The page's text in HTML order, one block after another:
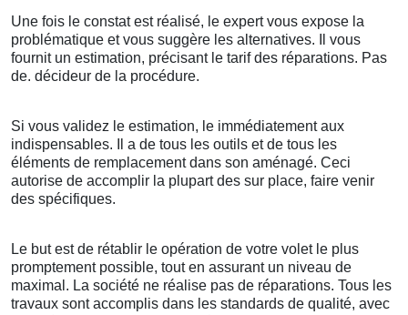
Une fois le constat est réalisé, le expert vous expose la
problématique et vous suggère les alternatives. Il vous
fournit un estimation, précisant le tarif des réparations. Pas
de. décideur de la procédure.
Si vous validez le estimation, le immédiatement aux
indispensables. Il a de tous les outils et de tous les
éléments de remplacement dans son aménagé. Ceci
autorise de accomplir la plupart des sur place, faire venir
des spécifiques.
Le but est de rétablir le opération de votre volet le plus
promptement possible, tout en assurant un niveau de
maximal. La société ne réalise pas de réparations. Tous les
travaux sont accomplis dans les standards de qualité, avec